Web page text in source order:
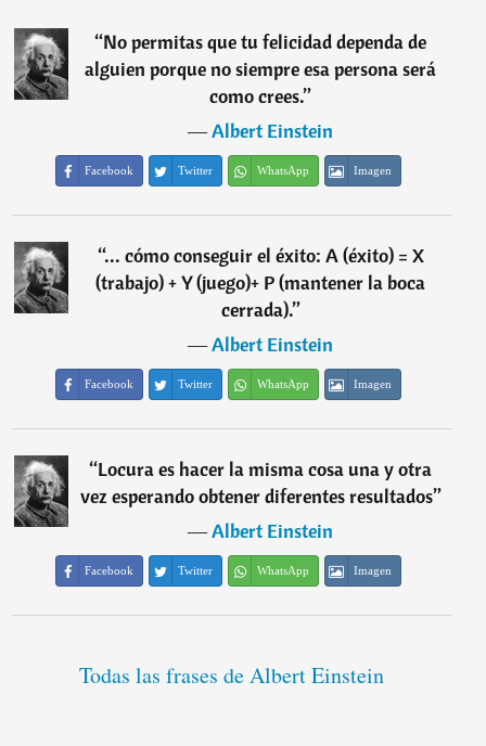
“No permitas que tu felicidad dependa de
alguien porque no siempre esa persona será
como crees.”
―Albert Einstein
Facebook Twitter WhatsApp Imagen
“... cómo conseguir el éxito: A (éxito) = X
(trabajo) + Y (juego)+ P (mantener la boca
cerrada).”
―Albert Einstein
Facebook Twitter WhatsApp Imagen
“Locura es hacer la misma cosa una y otra
vez esperando obtener diferentes resultados”
―Albert Einstein
Facebook Twitter WhatsApp Imagen
Todas las frases de Albert Einstein